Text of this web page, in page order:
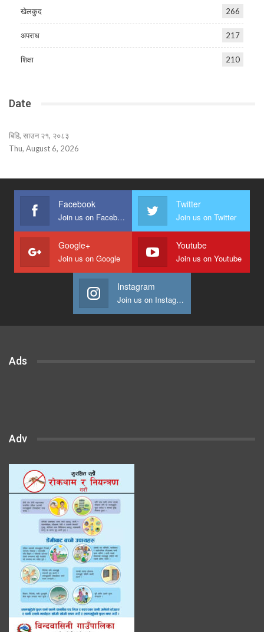
खेलकुद 266
अपराध 217
शिक्षा 210
Date
बिहि, साउन २१, २०८३
Thu, August 6, 2026
Facebook
Join us on Facebook
Twitter
Join us on Twitter
Google+
Join us on Google
Youtube
Join us on Youtube
Instagram
Join us on Instagram
Ads
Adv